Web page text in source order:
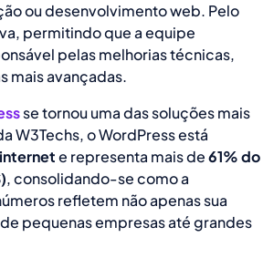
ou desenvolvimento web. Pelo
permitindo que a equipe
pelas melhorias técnicas,
mais avançadas.
se tornou uma das soluções mais
W3Techs, o WordPress está
e representa mais de61% do
, consolidando-se como a
refletem não apenas sua
pequenas empresas até grandes